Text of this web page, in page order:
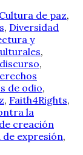
Cultura de paz,
, Diversidad
y
,
,
de odio,
, Faith4Rights,
la
creación
expresión,